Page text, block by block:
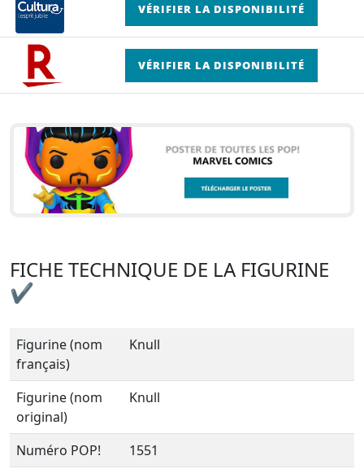
VÉRIFIER LA DISPONIBILITÉ
VÉRIFIER LA DISPONIBILITÉ
FICHE TECHNIQUE DE LA FIGURINE
✔
Figurine (nom
français)
Knull
Figurine (nom
original)
Knull
Numéro POP!
1551